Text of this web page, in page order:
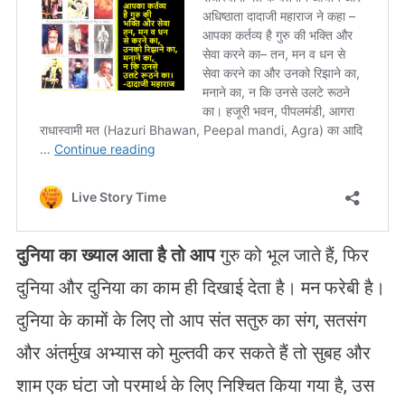
दुनिया का ख्याल आता है तो आपगुरु को भूल जाते हैं, फिर
दुनिया और दुनिया का काम ही दिखाई देता है। मन फरेबी है।
दुनिया के कामों के लिए तो आप संत सतुरु का संग, सतसंग
और अंतर्मुख अभ्यास को मुल्तवी कर सकते हैं तो सुबह और
शाम एक घंटा जो परमार्थ के लिए निश्चित किया गया है, उस